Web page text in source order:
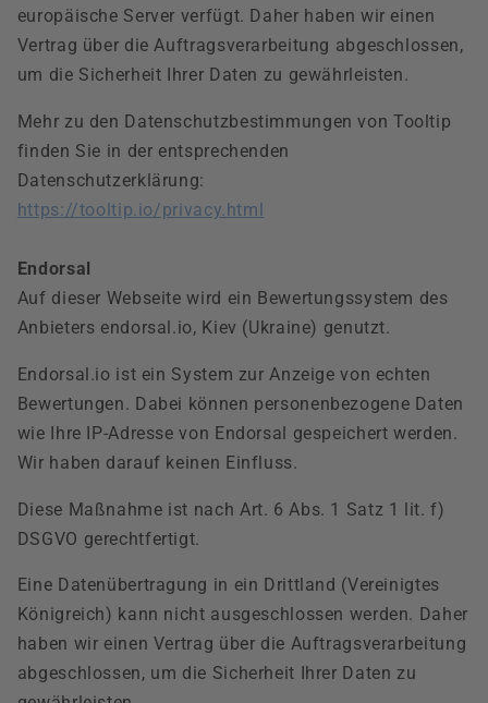
europäische Server verfügt. Daher haben wir einen
Vertrag über die Auftragsverarbeitung abgeschlossen,
um die Sicherheit Ihrer Daten zu gewährleisten.
Mehr zu den Datenschutzbestimmungen von Tooltip
finden Sie in der entsprechenden
Datenschutzerklärung:
https://tooltip.io/privacy.html
Endorsal
Auf dieser Webseite wird ein Bewertungssystem des
Anbieters endorsal.io, Kiev (Ukraine) genutzt.
Endorsal.io ist ein System zur Anzeige von echten
Bewertungen. Dabei können personenbezogene Daten
wie Ihre IP-Adresse von Endorsal gespeichert werden.
Wir haben darauf keinen Einfluss.
Diese Maßnahme ist nach Art. 6 Abs. 1 Satz 1 lit. f)
DSGVO gerechtfertigt.
Eine Datenübertragung in ein Drittland (Vereinigtes
Königreich) kann nicht ausgeschlossen werden. Daher
haben wir einen Vertrag über die Auftragsverarbeitung
abgeschlossen, um die Sicherheit Ihrer Daten zu